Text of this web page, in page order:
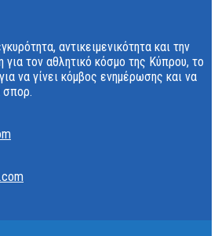
αντικειμενικότητα και την
τον αθλητικό κόσμο της Κύπρου, το
να γίνει κόμβος ενημέρωσης και να